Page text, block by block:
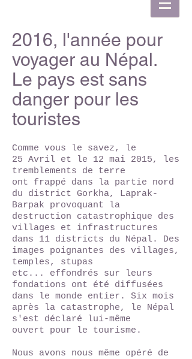
2016, l'année pour
voyager au Népal.
Le pays est sans
danger pour les
touristes
Comme vous le savez, le
25 Avril et le 12 mai 2015, les
tremblements de terre
ont frappé dans la partie nord
du district Gorkha, Laprak-
Barpak provoquant la
destruction catastrophique des
villages et infrastructures
dans 11 districts du Népal. Des
images poignantes des villages,
temples, stupas
etc... effondrés sur leurs
fondations ont été diffusées
dans le monde entier. Six mois
après la catastrophe, le Népal
s'est déclaré lui-même
ouvert pour le tourisme.
Nous avons nous même opéré de